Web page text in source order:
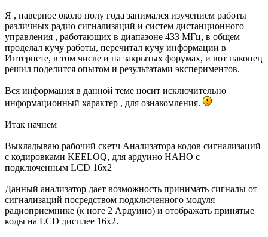
Я , наверное около полу года занимался изучением работы
различных радио сигнализаций и систем дистанционного
управления , работающих в диапазоне 433 МГц, в общем
проделал кучу работы, перечитал кучу информации в
Интернете, в том числе и на закрытых форумах, и вот наконец
решил поделится опытом и результатами экспериментов.
Вся информация в данной теме носит исключительно
информационный характер , для ознакомления.
Итак начнем
Выкладываю рабочий скетч Анализатора кодов сигнализаций
с кодировками KEELOQ, для ардуино НАНО с
подключенным LCD 16х2
Данный анализатор дает возможность принимать сигналы от
сигнализаций посредством подключенного модуля
радиоприемнике (к ноге 2 Ардуино) и отображать принятые
коды на LCD дисплее 16х2.